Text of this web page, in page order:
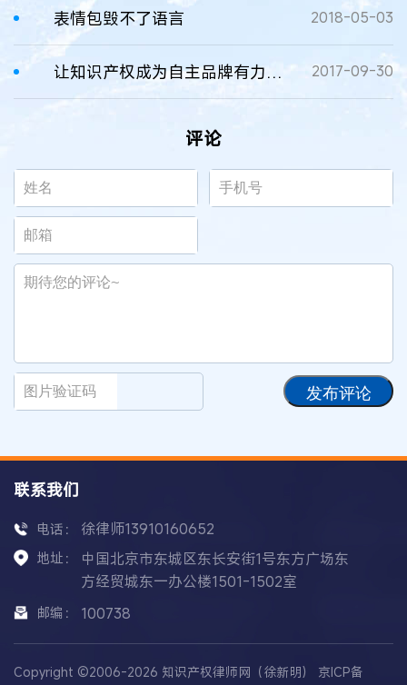
表情包毁不了语言 2018-05-03
让知识产权成为自主品牌有力保障 2017-09-30
评论
发布评论
联系我们
电话： 徐律师13910160652
地址：
中国北京市东城区东长安街1号东方广场东
方经贸城东一办公楼1501-1502室
邮编： 100738
Copyright ©2006-2026 知识产权律师网（徐新明） 京ICP备